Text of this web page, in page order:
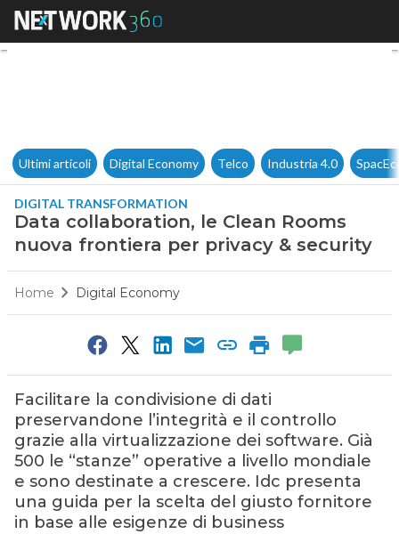
Data collaboration, le Clean
Ultimi articoli Digital Economy Telco Industria 4.0
DIGITAL TRANSFORMATION
Data collaboration, le Clean Rooms
nuova frontiera per privacy & security
Home Digital Economy
Facilitare la condivisione di dati
preservandone l’integrità e il controllo
grazie alla virtualizzazione dei software. Già
500 le “stanze” operative a livello mondiale
e sono destinate a crescere. Idc presenta
una guida per la scelta del giusto fornitore
in base alle esigenze di business